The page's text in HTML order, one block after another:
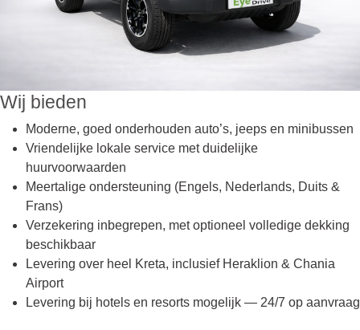
Wij bieden
Moderne, goed onderhouden auto’s, jeeps en minibussen
Vriendelijke lokale service met duidelijke
huurvoorwaarden
Meertalige ondersteuning (Engels, Nederlands, Duits &
Frans)
Verzekering inbegrepen, met optioneel volledige dekking
beschikbaar
Levering over heel Kreta, inclusief Heraklion & Chania
Airport
Levering bij hotels en resorts mogelijk — 24/7 op aanvraag